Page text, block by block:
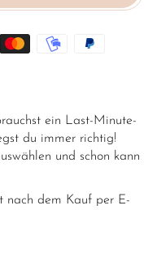
ein Last-Minute-
du immer richtig!
und schon kann
nach dem Kauf per E-